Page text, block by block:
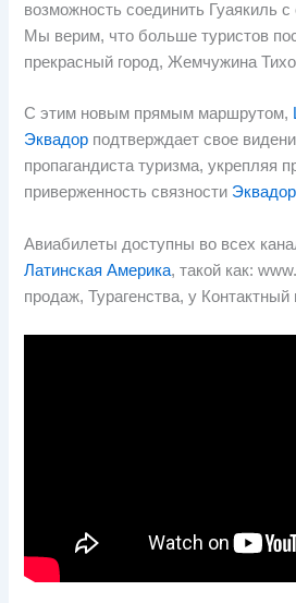
возможность соединить Гуаякиль
Мы верим, что больше туристов
прекрасный город, Жемчужина
С этим новым прямым маршрутом,
Эквадор подтверждает свое
пропагандиста туризма, укрепляя
приверженность связности Эквадор
Авиабилеты доступны во всех
Латинская Америка, такой как:
продаж, Турагенства, y Контактный